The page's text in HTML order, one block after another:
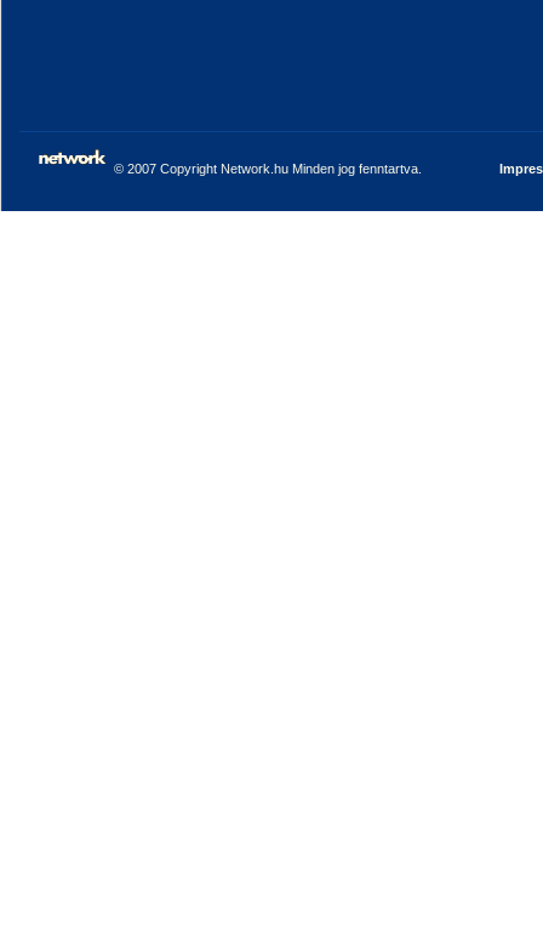
© 2007 Copyright Network.hu Minden jog fenntartva.